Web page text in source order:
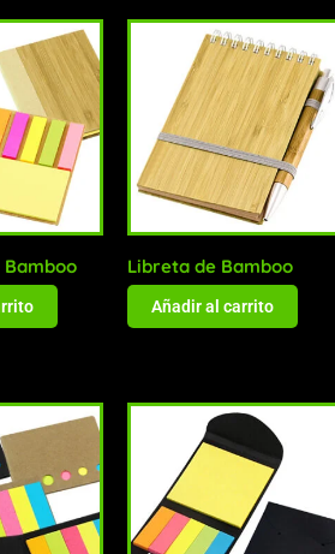
Bamboo Libreta de Bamboo
Añadir al carrito